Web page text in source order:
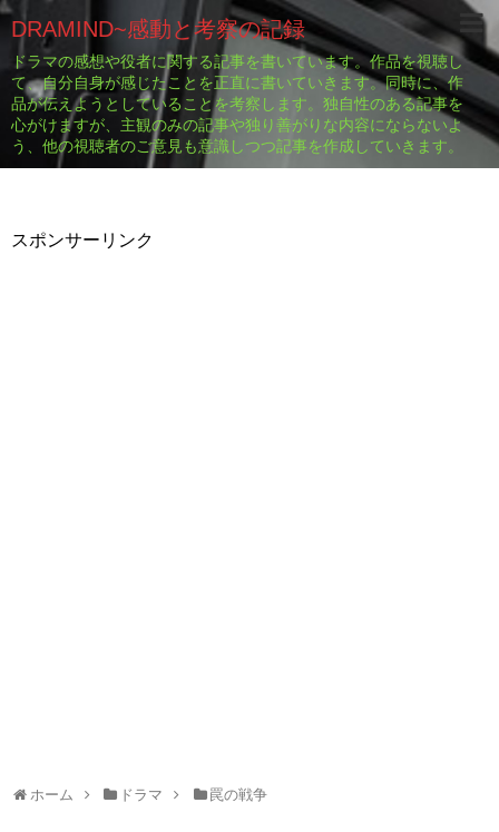
DRAMIND~感動と考察の記録
ドラマの感想や役者に関する記事を書いています。作品を視聴し
て、自分自身が感じたことを正直に書いていきます。同時に、作
品が伝えようとしていることを考察します。独自性のある記事を
心がけますが、主観のみの記事や独り善がりな内容にならないよ
う、他の視聴者のご意見も意識しつつ記事を作成していきます。
スポンサーリンク
ホーム ドラマ 罠の戦争